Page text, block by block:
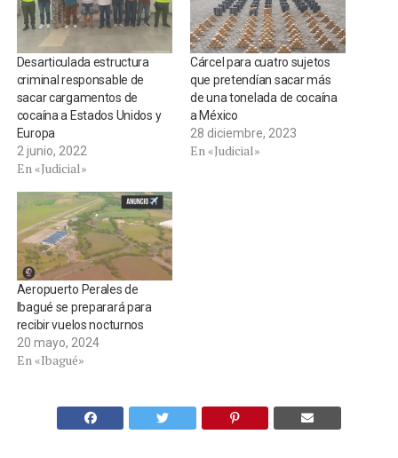
Desarticulada estructura
criminal responsable de
sacar cargamentos de
cocaína a Estados Unidos y
Europa
2 junio, 2022
En «Judicial»
Cárcel para cuatro sujetos
que pretendían sacar más
de una tonelada de cocaína
a México
28 diciembre, 2023
En «Judicial»
Aeropuerto Perales de
Ibagué se preparará para
recibir vuelos nocturnos
20 mayo, 2024
En «Ibagué»